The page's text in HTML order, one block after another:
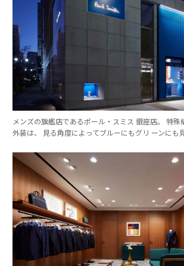
メンズの旗艦店であるポール・スミス 銀座店。 特殊
外装は、 見る角度によってブルーにもグリ ーンにも